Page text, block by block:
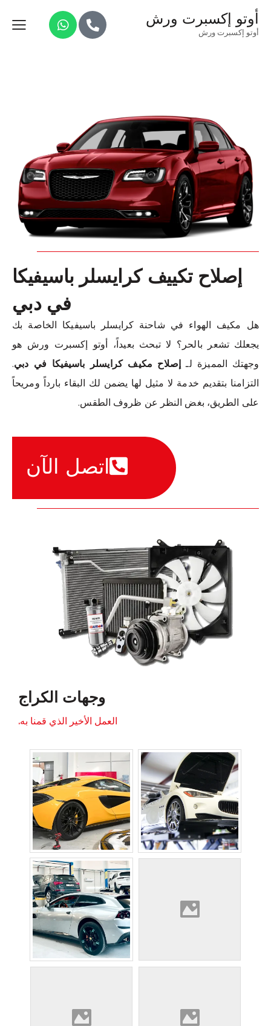
أوتو إكسبرت ورش
أوتو إكسبرت ورش
إصلاح تكييف كرايسلر باسيفيكا
في دبي
هل مكيف الهواء في شاحنة كرايسلر باسيفيكا الخاصة بك
يجعلك تشعر بالحر؟ لا تبحث بعيداً، أوتو إكسبرت ورش هو
وجهتك المميزة لـإصلاح مكيف كرايسلر باسيفيكا في دبي.
التزامنا بتقديم خدمة لا مثيل لها يضمن لك البقاء بارداً ومريحاً
على الطريق، بغض النظر عن ظروف الطقس.
اتصل الآن
وجهات الكراج
العمل الأخير الذي قمنا به.